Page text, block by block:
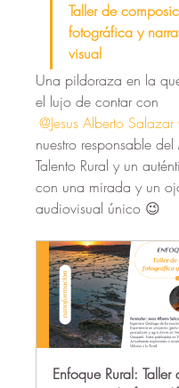
Taller de
fotográfica y
visual
Una pildoraza en la
el lujo de contar con
@Jesus Alberto
nuestro responsable
Talento Rural y un
con una mirada y un
audiovisual único 😉
Enfoque Rural: Taller